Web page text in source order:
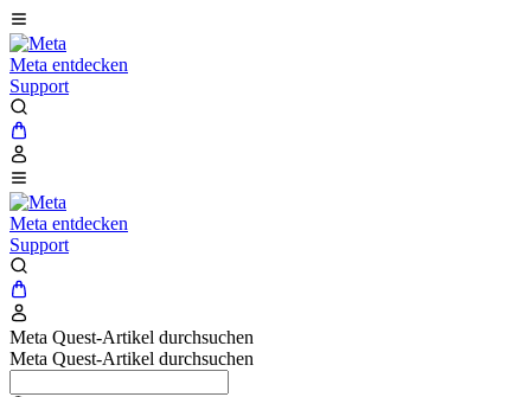
Meta entdecken
Support
Meta entdecken
Support
Meta Quest-Artikel durchsuchen
Meta Quest-Artikel durchsuchen